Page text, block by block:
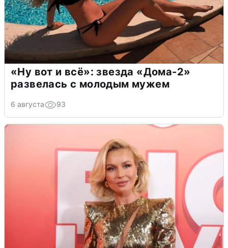
«Ну вот и всё»: звезда «Дома-2»
развелась с молодым мужем
6 августа 93